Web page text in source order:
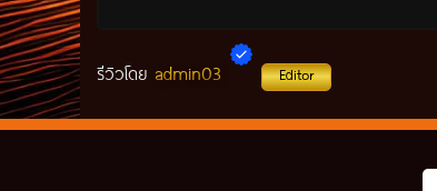
รีวิวโดย admin03 Editor